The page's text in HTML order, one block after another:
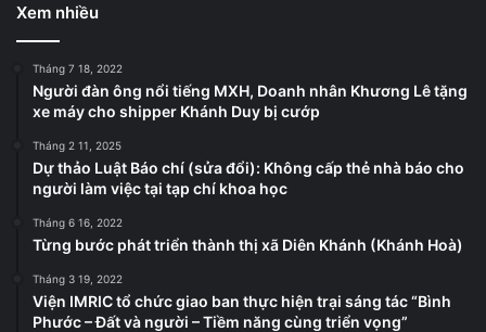
Xem nhiều
Tháng 7 18, 2022
Người đàn ông nổi tiếng MXH, Doanh nhân Khương Lê tặng
xe máy cho shipper Khánh Duy bị cướp
Tháng 2 11, 2025
Dự thảo Luật Báo chí (sửa đổi): Không cấp thẻ nhà báo cho
người làm việc tại tạp chí khoa học
Tháng 6 16, 2022
Từng bước phát triển thành thị xã Diên Khánh (Khánh Hoà)
Tháng 3 19, 2022
Viện IMRIC tổ chức giao ban thực hiện trại sáng tác “Bình
Phước – Đất và người – Tiềm năng cùng triển vọng”